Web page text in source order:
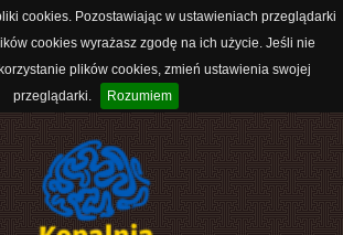
cookies. Pozostawiając w ustawieniach przeglądarki
cookies wyrażasz zgodę na ich użycie. Jeśli nie
plików cookies, zmień ustawienia swojej
przeglądarki.
Rozumiem